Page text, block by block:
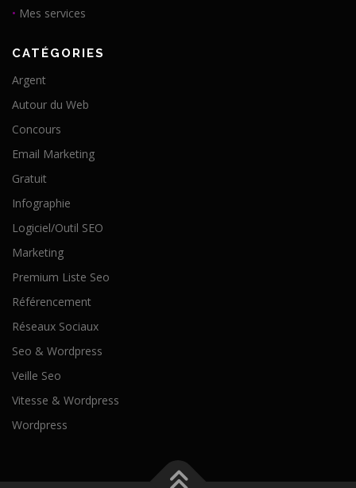
• Mes services
CATÉGORIES
Argent
Autour du Web
Concours
Email Marketing
Gratuit
Infographie
Logiciel/Outil SEO
Marketing
Premium Liste Seo
Référencement
Réseaux Sociaux
Seo & Wordpress
Veille Seo
Vitesse & Wordpress
Wordpress